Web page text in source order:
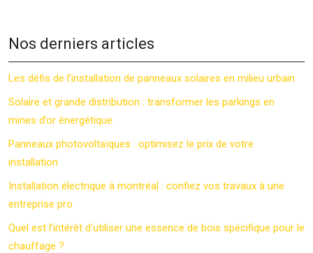
Nos derniers articles
Les défis de l’installation de panneaux solaires en milieu urbain
Solaire et grande distribution : transformer les parkings en
mines d’or énergétique
Panneaux photovoltaïques : optimisez le prix de votre
installation
Installation électrique à montréal : confiez vos travaux à une
entreprise pro
Quel est l’intérêt d’utiliser une essence de bois spécifique pour le
chauffage ?